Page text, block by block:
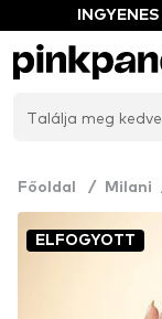
Főoldal / Milani
ELFOGYOTT